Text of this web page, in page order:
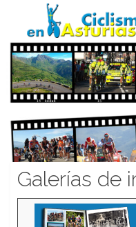
CICLISMO EN
Galerías de